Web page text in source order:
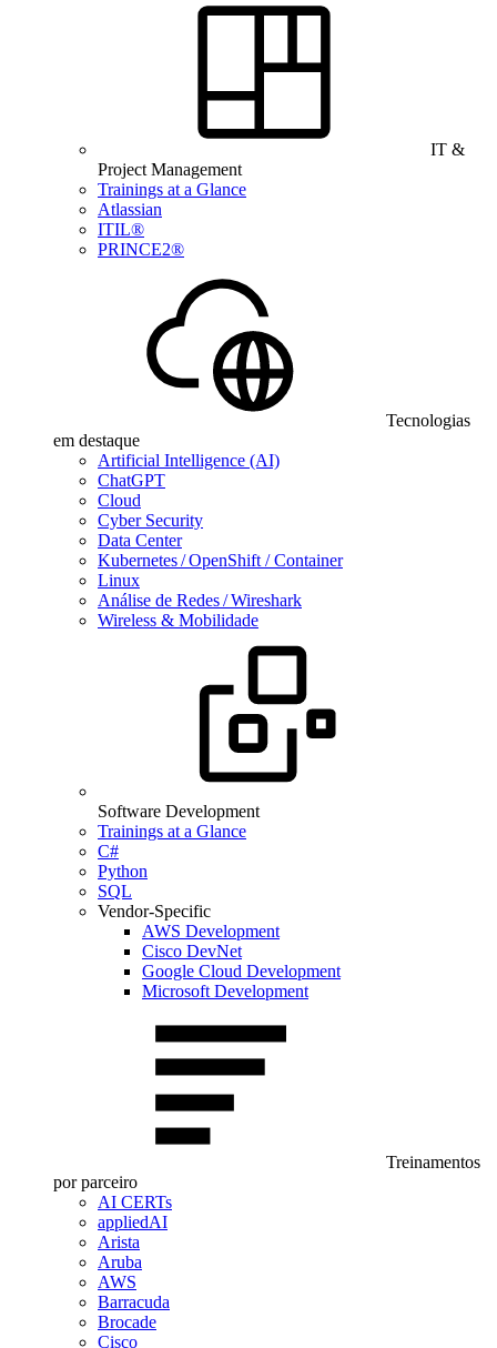
IT &
Project Management
Trainings at a Glance
Atlassian
ITIL®
PRINCE2®
Tecnologias
em destaque
Artificial Intelligence (AI)
ChatGPT
Cloud
Cyber Security
Data Center
Kubernetes / OpenShift / Container
Linux
Análise de Redes / Wireshark
Wireless & Mobilidade
Software Development
Trainings at a Glance
C#
Python
SQL
Vendor-Specific
AWS Development
Cisco DevNet
Google Cloud Development
Microsoft Development
Treinamentos
por parceiro
AI CERTs
appliedAI
Arista
Aruba
AWS
Barracuda
Brocade
Cisco